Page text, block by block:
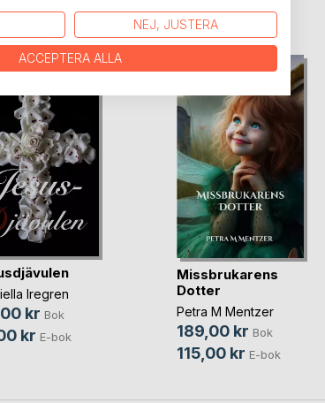
TITLAR HOSBoD
Iregren
kr Bok
kr E-bok
Missbrukarens
Dotter
Petra M Mentzer
189,00 kr Bok
115,00 kr E-bok
NEJ, JUSTERA
ACCEPTERA ALLA